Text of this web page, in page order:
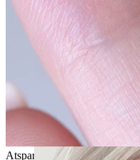
Atsparus vandeniui